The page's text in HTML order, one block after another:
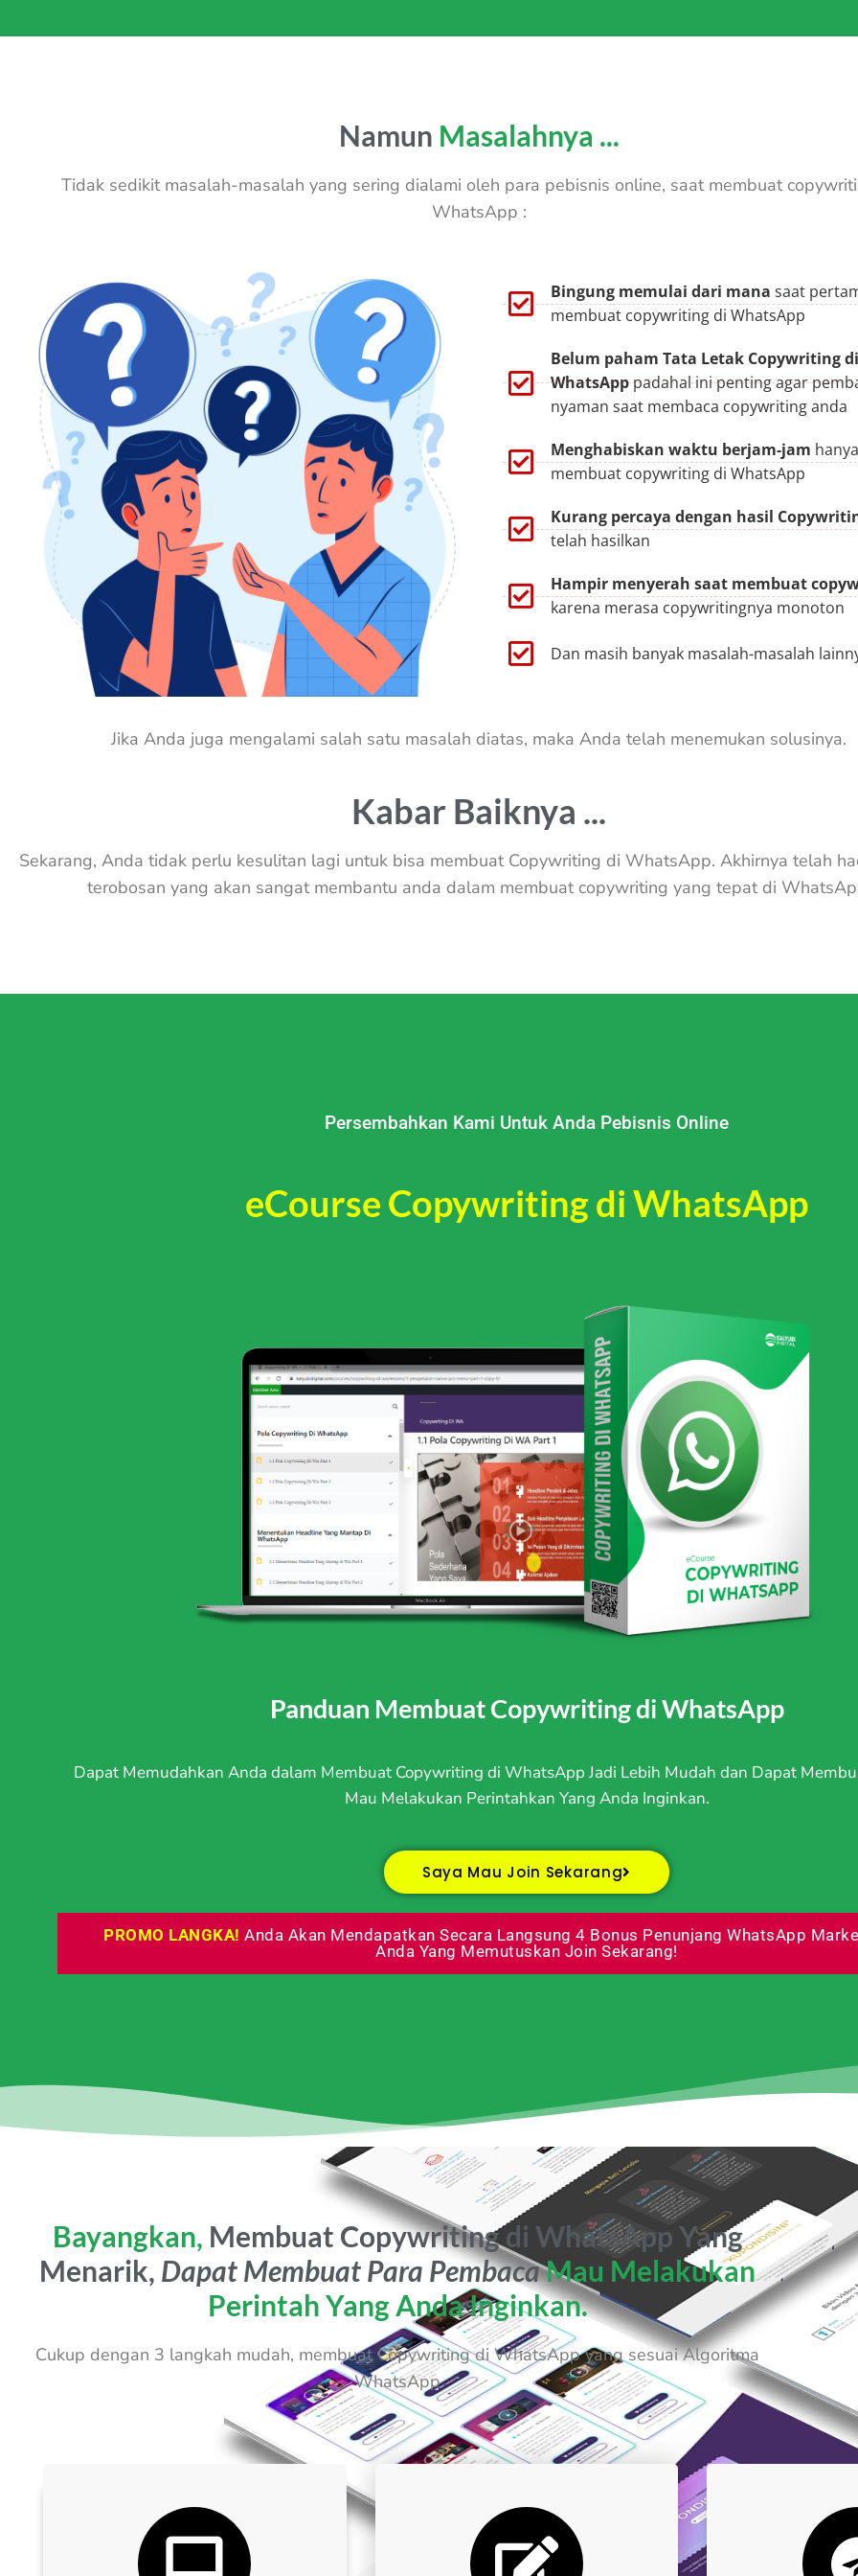
Namun Masalahnya ...
Tidak sedikit masalah-masalah yang sering dialami oleh para pebisnis online, saat membuat
WhatsApp :
Bingung memulai dari mana saat
membuat copywriting di WhatsApp
Belum paham Tata Letak Copywriting di
WhatsApppadahal ini penting agar
nyaman saat membaca copywriting anda
Menghabiskan waktu berjam-jam
membuat copywriting di WhatsApp
Kurang percaya dengan hasil
telah hasilkan
Hampir menyerah saat membuat
karena merasa copywritingnya monoton
Dan masih banyak masalah-masalah
Jika Anda juga mengalami salah satu masalah diatas, maka Anda telah menemukan solusinya.
Kabar Baiknya ...
Sekarang, Anda tidak perlu kesulitan lagi untuk bisa membuat Copywriting di WhatsApp. Akhirnya telah
terobosan yang akan sangat membantu anda dalam membuat copywriting yang tepat di
Persembahkan Kami Untuk Anda Pebisnis Online
eCourseCopywriting di WhatsApp
Panduan Membuat Copywriting di WhatsApp
Dapat Memudahkan Anda dalam Membuat Copywriting di WhatsApp Jadi Lebih Mudah dan Dapat
Mau Melakukan Perintahkan Yang Anda Inginkan.
Saya Mau Join Sekarang
PROMO LANGKA!Anda Akan Mendapatkan Secara Langsung 4 Bonus Penunjang WhatsApp
Anda Yang Memutuskan Join Sekarang!
Bayangkan, Membuat Copywriting di WhatsApp Yang
Menarik, Dapat Membuat Para PembacaMau Melakukan
Perintah Yang Anda Inginkan.
Cukup dengan 3 langkah mudah, membuat Copywriting di WhatsApp yang sesuai Algoritma
WhatsApp